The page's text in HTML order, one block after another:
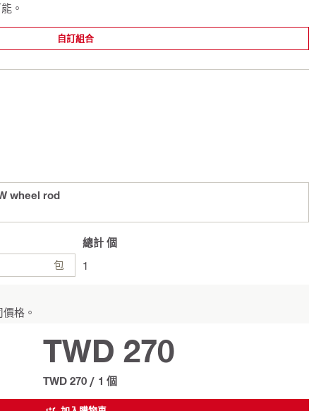
。
自訂組合
wheel rod
包
總計 個
1
格。
TWD 270
TWD 270 / 1 個